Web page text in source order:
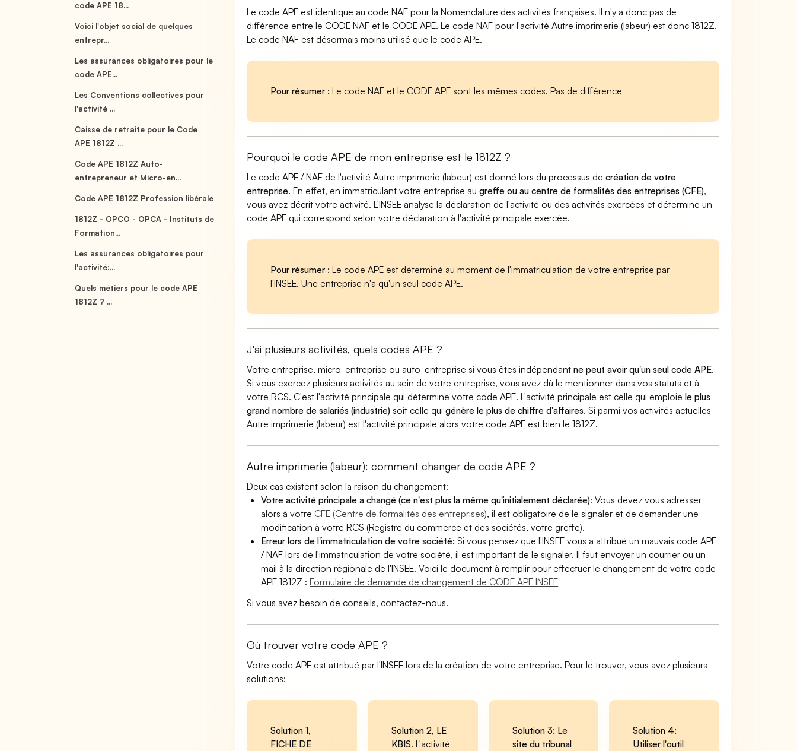
code APE 18...
Voici l'objet social de quelques
entrepr...
Les assurances obligatoires pour le
code APE...
Les Conventions collectives pour
l'activité ...
Caisse de retraite pour le Code
APE 1812Z ...
Code APE 1812Z Auto-
entrepreneur et Micro-en...
Code APE 1812Z Profession libérale
1812Z - OPCO - OPCA - Instituts de
Formation...
Les assurances obligatoires pour
l'activité:...
Quels métiers pour le code APE
1812Z ? ...
Le code APE est identique au code NAF pour la Nomenclature des activités françaises. Il n'y a donc pas de
différence entre le CODE NAF et le CODE APE. Le code NAF pour l'activité Autre imprimerie (labeur) est donc 1812Z.
Le code NAF est désormais moins utilisé que le code APE.
Pour résumer : Le code NAF et le CODE APE sont les mêmes codes. Pas de différence
Pourquoi le code APE de mon entreprise est le 1812Z ?
Le code APE / NAF de l'activité Autre imprimerie (labeur) est donné lors du processus decréation de votre
entreprise. En effet, en immatriculant votre entreprise augreffe ou au centre de formalités des entreprises (CFE),
vous avez décrit votre activité. L'INSEE analyse la déclaration de l'activité ou des activités exercées et détermine un
code APE qui correspond selon votre déclaration à l'activité principale exercée.
Pour résumer : Le code APE est déterminé au moment de l'immatriculation de votre entreprise par
l'INSEE. Une entreprise n'a qu'un seul code APE.
J'ai plusieurs activités, quels codes APE ?
Votre entreprise, micro-entreprise ou auto-entreprise si vous êtes indépendantne peut avoir qu'un seul code APE.
Si vous exercez plusieurs activités au sein de votre entreprise, vous avez dû le mentionner dans vos statuts et à
votre RCS. C'est l'activité principale qui détermine votre code APE. L'activité principale est celle qui emploiele plus
grand nombre de salariés (industrie) soit celle quigénère le plus de chiffre d'affaires. Si parmi vos activités actuelles
Autre imprimerie (labeur) est l'activité principale alors votre code APE est bien le 1812Z.
Autre imprimerie (labeur): comment changer de code APE ?
Deux cas existent selon la raison du changement:
Votre activité principale a changé (ce n'est plus la même qu'initialement déclarée): Vous devez vous adresser
alors à votre CFE (Centre de formalités des entreprises), il est obligatoire de le signaler et de demander une
modification à votre RCS (Registre du commerce et des sociétés, votre greffe).
Erreur lors de l'immatriculation de votre société:Si vous pensez que l'INSEE vous a attribué un mauvais code APE
/ NAF lors de l'immatriculation de votre société, il est important de le signaler. Il faut envoyer un courrier ou un
mail à la direction régionale de l'INSEE. Voici le document à remplir pour effectuer le changement de votre code
APE 1812Z :Formulaire de demande de changement de CODE APE INSEE
Si vous avez besoin de conseils, contactez-nous.
Où trouver votre code APE ?
Votre code APE est attribué par l'INSEE lors de la création de votre entreprise. Pour le trouver, vous avez plusieurs
solutions:
Solution 1,
FICHE DE
Solution 2, LE
KBIS. L'activité
Solution 3: Le
site du tribunal
Solution 4:
Utiliser l'outil